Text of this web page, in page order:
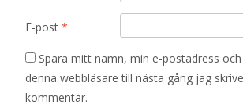
E-post *
Spara mitt namn, min e-postadress
denna webbläsare till nästa gång jag
kommentar.